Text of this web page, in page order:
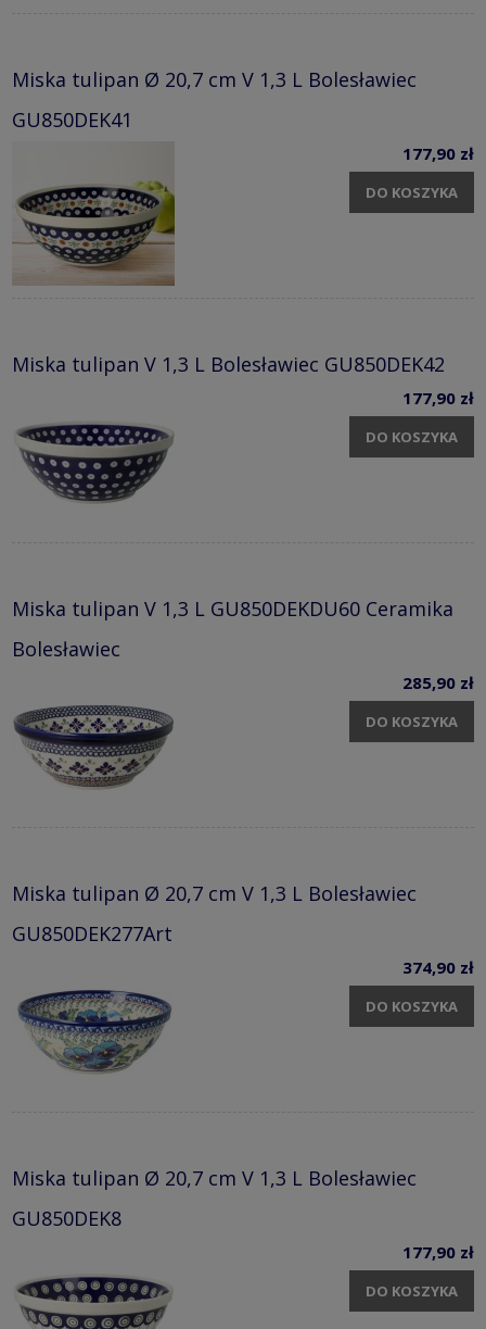
Miska tulipan Ø 20,7 cm V 1,3 L Bolesławiec
GU850DEK41
177,90 zł
DO KOSZYKA
Miska tulipan V 1,3 L Bolesławiec GU850DEK42
177,90 zł
DO KOSZYKA
Miska tulipan V 1,3 L GU850DEKDU60 Ceramika
Bolesławiec
285,90 zł
DO KOSZYKA
Miska tulipan Ø 20,7 cm V 1,3 L Bolesławiec
GU850DEK277Art
374,90 zł
DO KOSZYKA
Miska tulipan Ø 20,7 cm V 1,3 L Bolesławiec
GU850DEK8
177,90 zł
DO KOSZYKA